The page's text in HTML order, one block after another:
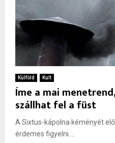
Külföld Kult
Íme a mai
szállhat fel a füst
A Sixtus-kápolna kéményét
érdemes figyelni....